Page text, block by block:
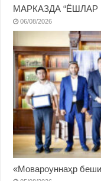
МАРКАЗДА “ЁШЛАР
06/08/2026
«Мовароуннаҳр